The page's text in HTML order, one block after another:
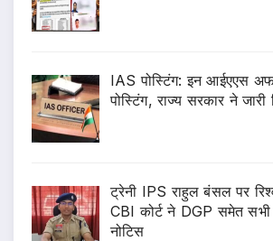
IAS पोस्टिंग: इन आईएएस
पोस्टिंग, राज्य सरकार ने
ट्रेनी IPS राहुल बंसल पर
CBI कोर्ट ने DGP समेत सभी
नोटिस